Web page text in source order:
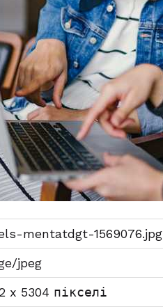
mentatdgt-1569076.jpg
jpeg
x 5304 пікселі